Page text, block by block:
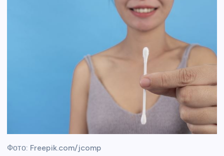
Фото: Freepik.com/jcomp